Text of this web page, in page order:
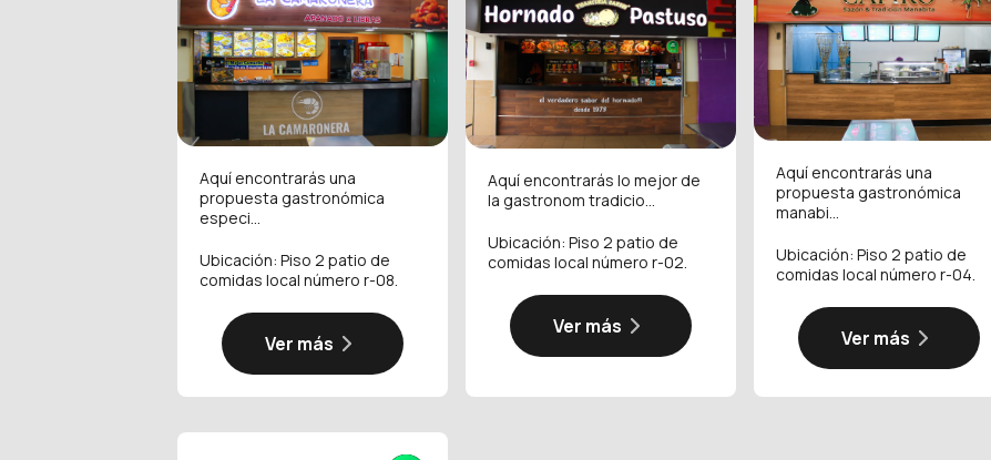
Aquí encontrarás una
propuesta gastronómica
especi...
Ubicación: Piso 2 patio de
comidas local número r-08.
Ver más
Aquí encontrarás lo mejor de
la gastronom tradicio...
Ubicación: Piso 2 patio de
comidas local número r-02.
Ver más
Aquí encontrarás una
propuesta gastronómica
manabi...
Ubicación: Piso 2 patio de
comidas local número r-04.
Ver más